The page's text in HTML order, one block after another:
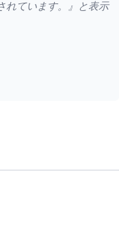
れています。』と表示